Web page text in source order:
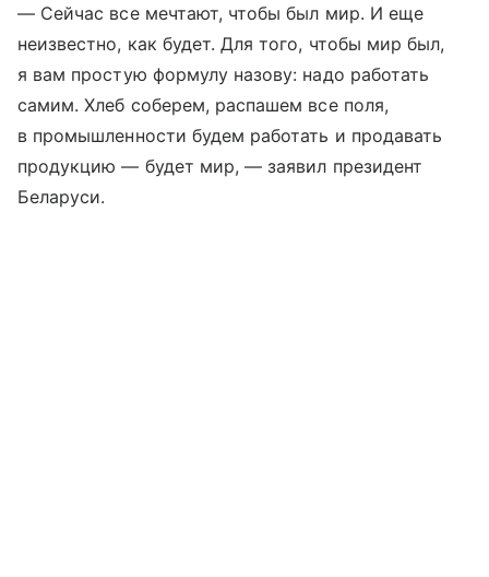
— Сейчас все мечтают, чтобы был мир. И еще
неизвестно, как будет. Для того, чтобы мир был,
я вам простую формулу назову: надо работать
самим. Хлеб соберем, распашем все поля,
в промышленности будем работать и продавать
продукцию — будет мир, — заявил президент
Беларуси.